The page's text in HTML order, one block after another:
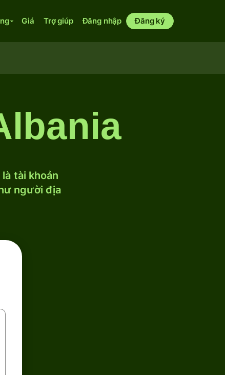
Giá Trợ giúp Đăng nhập Đăng ký
tài khoản
người địa